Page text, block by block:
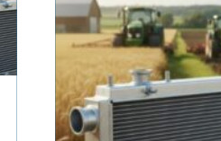
högre komfort och lägre
klimatpåverkan. Många
villor i området har äldre
elpannor, olja eller
direktverkande el, och
många ser hur en...